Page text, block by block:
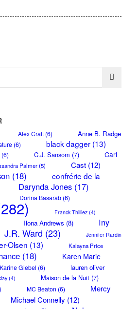
Alex Craft(6)
Anne B. Radge
(6) black dagger(13)
(6) C.J. Sansom (7)
Carl
Palmer(5) Cast(12)
(18)
confrérie de la
Darynda Jones(17)
Dorina Basarab(6)
Franck Thilliez(4)
Ilona Andrews (8)
Iny
J.R. Ward (23)
Jennifer Rardin
Olsen (13)
Kalayna Price
(18)
Karen Marie
Karine Giebel (6)
lauren oliver
(4) Maison de la Nuit(7)
MC Beaton (6)
Mercy
Michael Connelly (12)